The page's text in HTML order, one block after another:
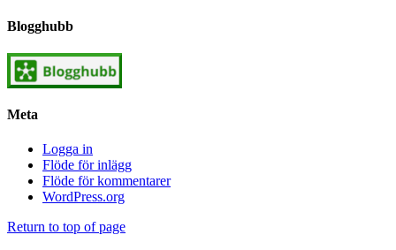
Blogghubb
Meta
Logga in
Flöde för inlägg
Flöde för kommentarer
WordPress.org
Return to top of page